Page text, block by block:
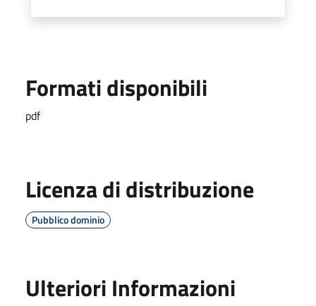
Formati disponibili
pdf
Licenza di distribuzione
Pubblico dominio
Ulteriori Informazioni